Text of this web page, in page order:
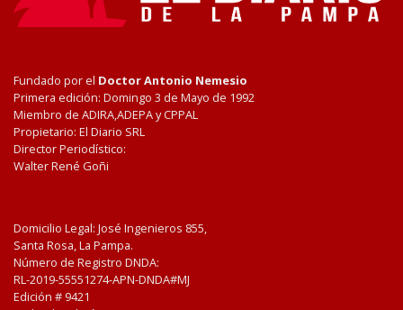
Fundado por el Doctor Antonio Nemesio
Primera edición: Domingo 3 de Mayo de 1992
Miembro de ADIRA,ADEPA y CPPAL
Propietario: El Diario SRL
Director Periodístico:
Walter René Goñi
Domicilio Legal: José Ingenieros 855,
Santa Rosa, La Pampa.
Número de Registro DNDA:
RL-2019-55551274-APN-DNDA#MJ
Edición # 9421